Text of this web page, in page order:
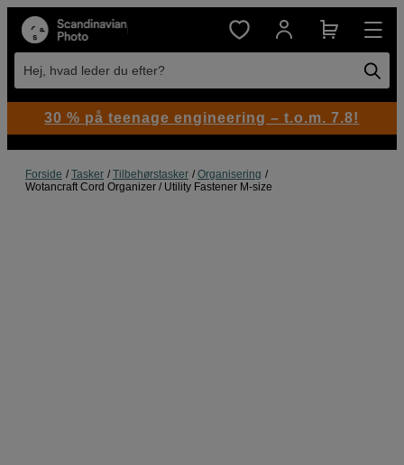
Hej, hvad leder du efter?
Forside Tasker Tilbehørstasker
Organisering
Wotancraft Cord Organizer / Utility Fastener M-size
30 % på teenage engineering – t.o.m. 7.8!